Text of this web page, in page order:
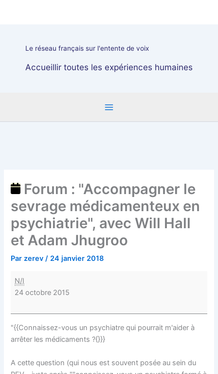
Le réseau français sur l'entente de voix
Accueillir toutes les expériences humaines
Forum : "Accompagner le
sevrage médicamenteux en
psychiatrie", avec Will Hall
et Adam Jhugroo
Parzerev/ 24 janvier 2018
sevrage
médicamenteux
Hall
N/I
24 octobre 2015
"{{Connaissez-vous un psychiatre qui pourrait m'aider à
arrêter les médicaments ?{}}}
A cette question (qui nous est souvent posée au sein du